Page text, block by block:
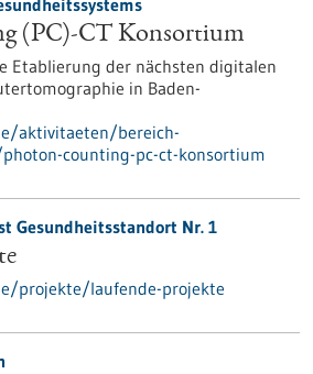
(PC)-CT Konsortium
Etablierung der nächsten digitalen
in Baden-
aktivitaeten/bereich-
counting-pc-ct-konsortium
Gesundheitsstandort Nr. 1
projekte/laufende-projekte